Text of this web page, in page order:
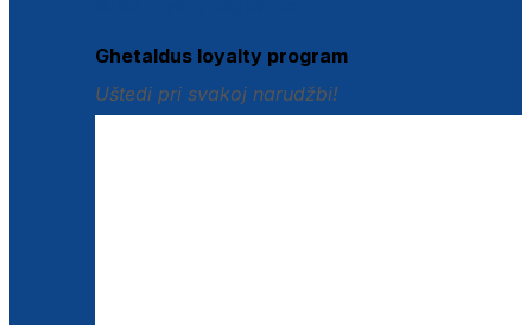
Ghetaldus loyalty program
Uštedi pri svakoj narudžbi!